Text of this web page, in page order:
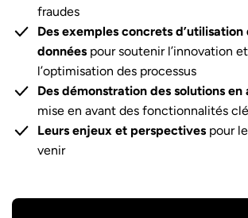
fraudes
Des exemples concrets d’utilisation
données pour soutenir l’innovation et
l’optimisation des processus
Des démonstration des solutions en
mise en avant des fonctionnalités
Leurs enjeux et perspectives pour
venir